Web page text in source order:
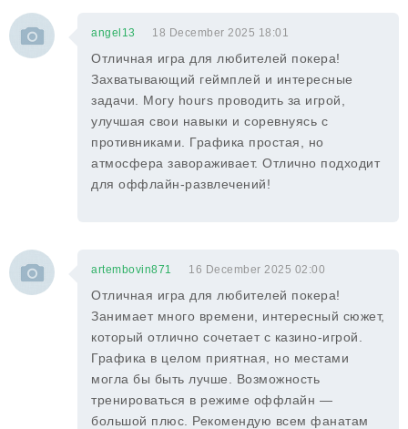
angel13 18 December 2025 18:01
Отличная игра для любителей покера!
Захватывающий геймплей и интересные
задачи. Могу hours проводить за игрой,
улучшая свои навыки и соревнуясь с
противниками. Графика простая, но
атмосфера завораживает. Отлично подходит
для оффлайн-развлечений!
artembovin871 16 December 2025 02:00
Отличная игра для любителей покера!
Занимает много времени, интересный сюжет,
который отлично сочетает с казино-игрой.
Графика в целом приятная, но местами
могла бы быть лучше. Возможность
тренироваться в режиме оффлайн —
большой плюс. Рекомендую всем фанатам